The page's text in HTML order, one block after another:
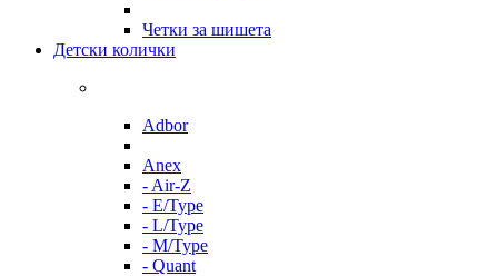
Четки за шишета
Детски колички
Adbor
Anex
- Air-Z
- E/Type
- L/Type
- M/Type
- Quant